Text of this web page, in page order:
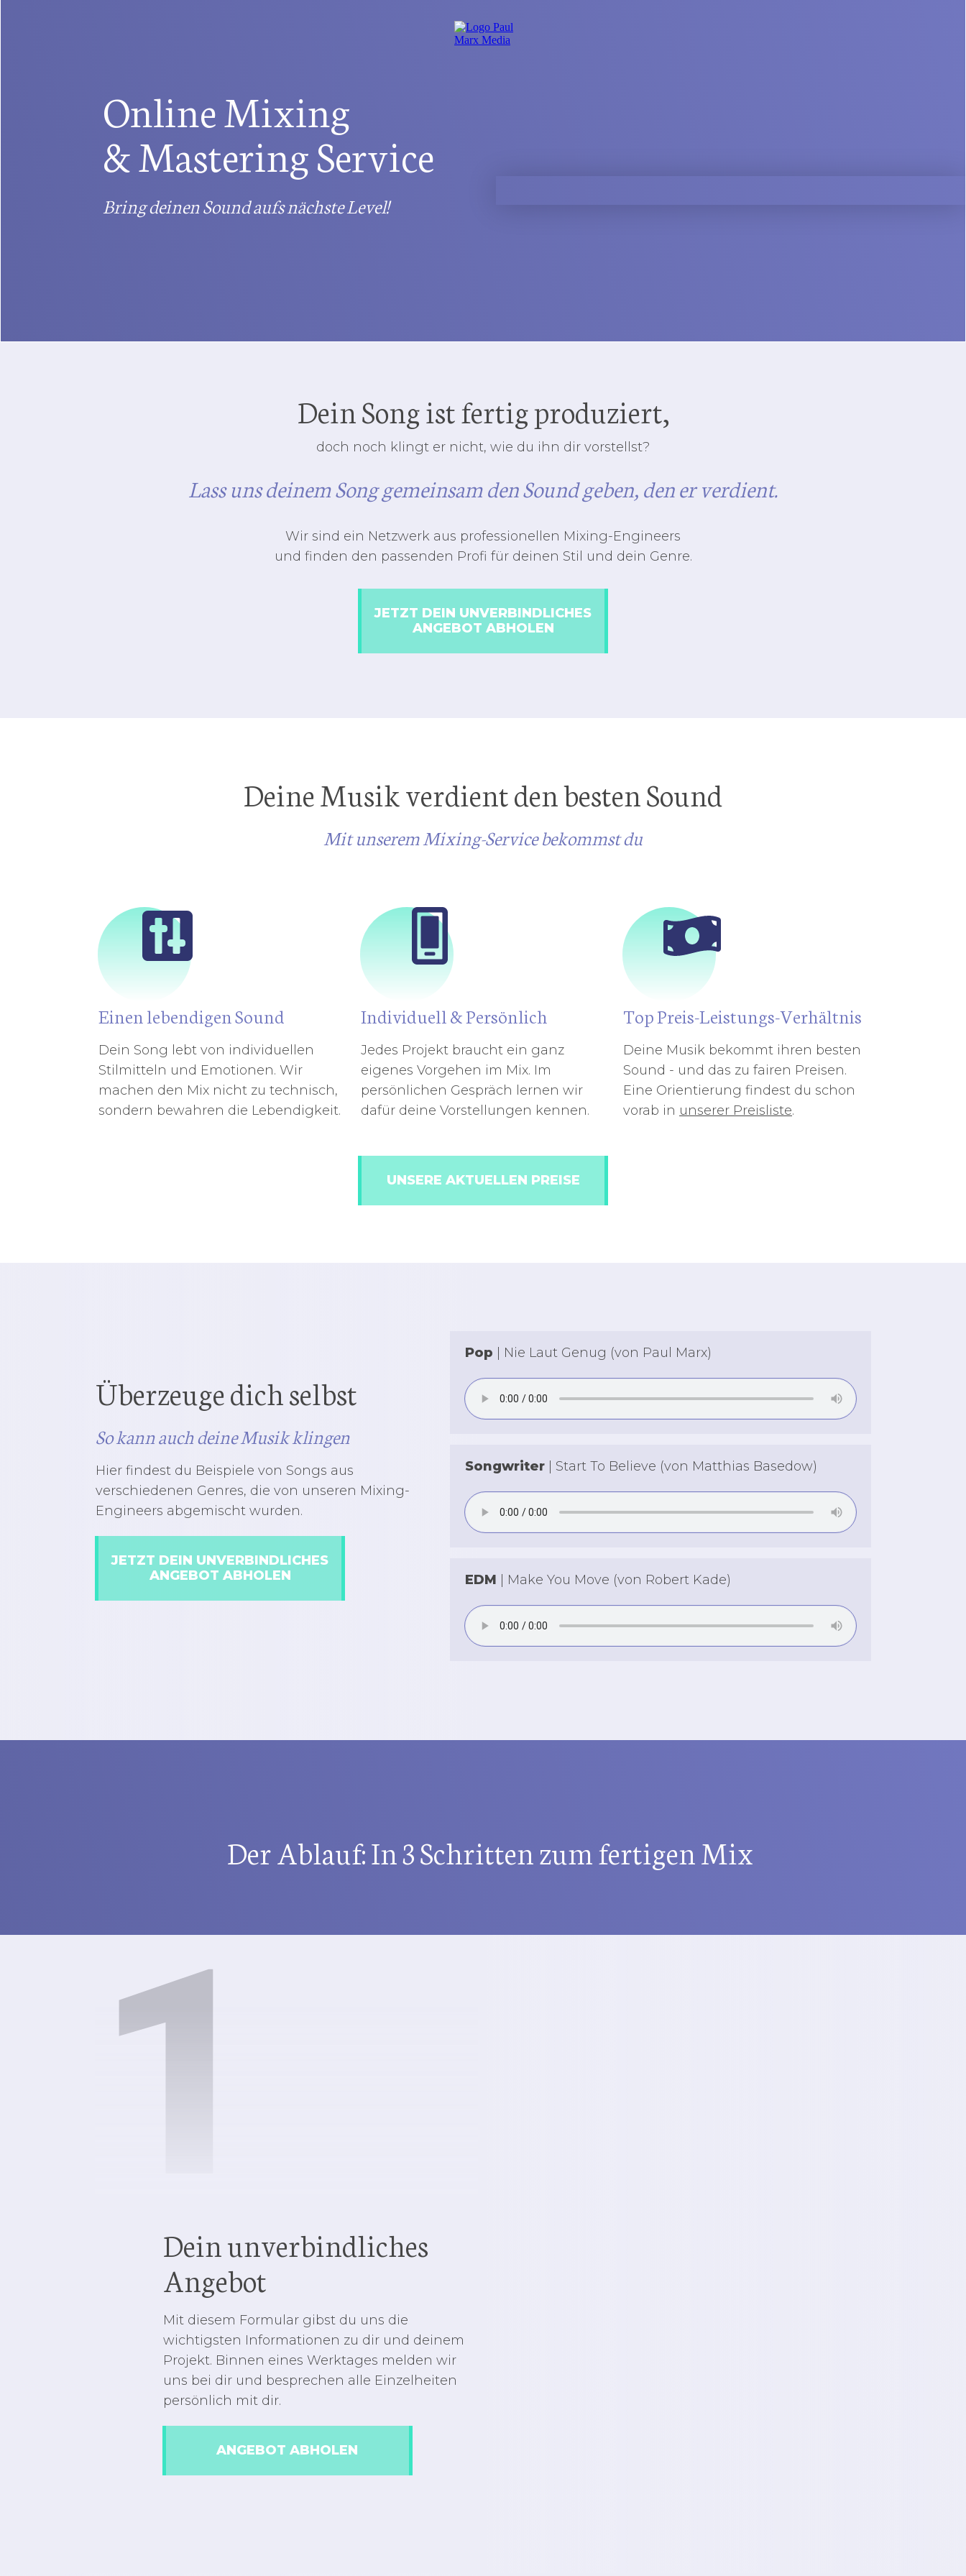
Online Mixing
& Mastering Service
Bring deinen Sound aufs nächste Level!
Dein Song ist fertig produziert,
doch noch klingt er nicht, wie du ihn dir vorstellst?
Lass uns deinem Song gemeinsam den Sound geben, den er verdient.
Wir sind ein Netzwerk aus professionellen Mixing-Engineers
und finden den passenden Profi für deinen Stil und dein Genre.
JETZT DEIN UNVERBINDLICHES
ANGEBOT ABHOLEN
Deine Musik verdient den besten Sound
Mit unserem Mixing-Service bekommst du
Einen lebendigen Sound
Dein Song lebt von individuellen
Stilmitteln und Emotionen. Wir
machen den Mix nicht zu technisch,
sondern bewahren die Lebendigkeit.
Individuell & Persönlich
Jedes Projekt braucht ein ganz
eigenes Vorgehen im Mix. Im
persönlichen Gespräch lernen wir
dafür deine Vorstellungen kennen.
Top Preis-Leistungs-Verhältnis
Deine Musik bekommt ihren besten
Sound - und das zu fairen Preisen.
Eine Orientierung findest du schon
vorab in unserer Preisliste.
UNSERE AKTUELLEN PREISE
Überzeuge dich selbst
So kann auch deine Musik klingen
Hier findest du Beispiele von Songs aus
verschiedenen Genres, die von unseren Mixing-
Engineers abgemischt wurden.
JETZT DEIN UNVERBINDLICHES
ANGEBOT ABHOLEN
Pop | Nie Laut Genug (von Paul Marx)
Songwriter | Start To Believe (von Matthias Basedow)
EDM | Make You Move (von Robert Kade)
Der Ablauf: In 3 Schritten zum fertigen Mix
1
Dein unverbindliches
Angebot
Mit diesem Formular gibst du uns die
wichtigsten Informationen zu dir und deinem
Projekt. Binnen eines Werktages melden wir
uns bei dir und besprechen alle Einzelheiten
persönlich mit dir.
ANGEBOT ABHOLEN